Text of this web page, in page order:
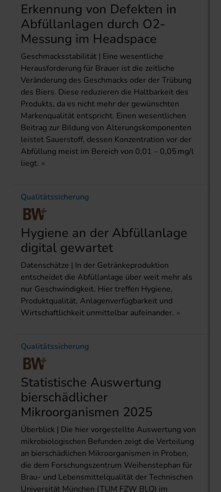
Erkennung von Defekten in
Abfüllanlagen durch O2-
Messung im Headspace
Geschmacksstabilität | Eine wesentliche
Herausforderung für Brauer ist die zeitliche
Veränderung des Geschmacks oder der Trübung
des Biers. Diese reduzieren die Haltbarkeit des
Produkts, da es nicht mehr der gewünschten
Markenqualität entspricht. Einen wesentlichen
Beitrag zur Bildung von Alterungskomponenten
leistet Sauerstoff, dessen Konzentration vor der
Abfüllung meist im Bereich von 0,01 – 0,05 mg/l
liegt.
Qualitätssicherung
Hygiene an der Abfüllanlage
digital gewartet
Datenschätze | In der Getränkeproduktion
entscheidet die Abfüllanlage über weit mehr als
nur Geschwindigkeit. Hier treffen Hygiene,
Produktqualität, Anlagenverfügbarkeit und
Wirtschaftlichkeit unmittelbar aufeinander.
Qualitätssicherung
Statistische Auswertung
bierschädlicher
Mikroorganismen 2025
Überblick | Die hier vorgestellte Auswertung von
mikrobiologischen Befunden zeigt die Verteilung
an bierschädlichen Mikroorganismen in Proben,
die dem Forschungszentrum Weihenstephan für
Brau- und Lebensmittelqualität der Technischen
Universität München (TUM FZW BLQ) im